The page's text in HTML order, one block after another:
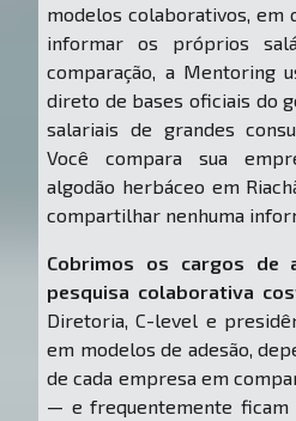
modelos colaborativos, em
informar os próprios
comparação, a Mentoring
direto de bases oficiais do
salariais de grandes
Você compara sua
algodão herbáceo em
compartilhar nenhuma
Cobrimos os cargos de
pesquisa colaborativa
Diretoria, C-level e
em modelos de adesão,
de cada empresa em
— e frequentemente ficam